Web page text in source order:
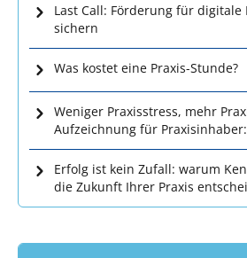
Last Call: Förderung für digitale
sichern
Was kostet eine Praxis-Stunde?
Weniger Praxisstress, mehr
Aufzeichnung für
Erfolg ist kein Zufall: warum
die Zukunft Ihrer Praxis